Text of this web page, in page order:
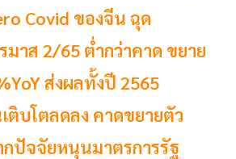
Covid ของจีน ฉุด
มาส 2/65 ต่ำกว่าคาด ขยาย
ส่งผลทั้งปี 2565
ติบโตลดลง คาดขยายตัว
กปัจจัยหนุนมาตรการรัฐ